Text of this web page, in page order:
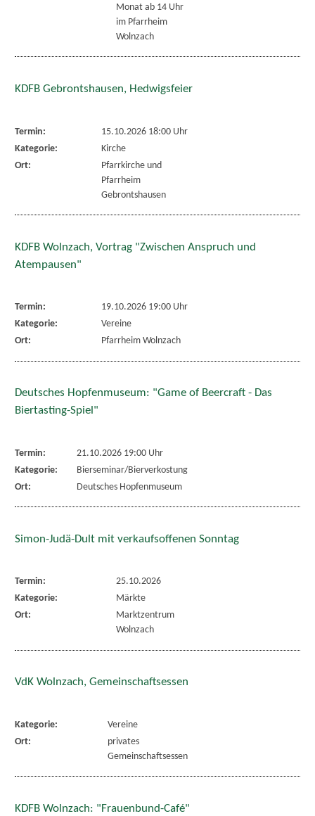
Monat ab 14 Uhr
im Pfarrheim
Wolnzach
KDFB Gebrontshausen, Hedwigsfeier
Termin:
15.10.2026 18:00 Uhr
Kategorie:
Kirche
Ort:
Pfarrkirche und
Pfarrheim
Gebrontshausen
KDFB Wolnzach, Vortrag "Zwischen Anspruch und
Atempausen"
Termin:
19.10.2026 19:00 Uhr
Kategorie:
Vereine
Ort:
Pfarrheim Wolnzach
Deutsches Hopfenmuseum: "Game of Beercraft - Das
Biertasting-Spiel"
Termin:
21.10.2026 19:00 Uhr
Kategorie:
Bierseminar/Bierverkostung
Ort:
Deutsches Hopfenmuseum
Simon-Judä-Dult mit verkaufsoffenen Sonntag
Termin:
25.10.2026
Kategorie:
Märkte
Ort:
Marktzentrum
Wolnzach
VdK Wolnzach, Gemeinschaftsessen
Kategorie:
Vereine
Ort:
privates
Gemeinschaftsessen
KDFB Wolnzach: "Frauenbund-Café"